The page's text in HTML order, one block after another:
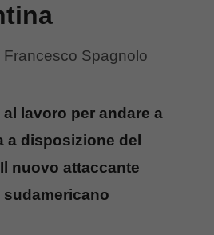
Francesco Spagnolo
lavoro per andare a
a disposizione del
nuovo attaccante